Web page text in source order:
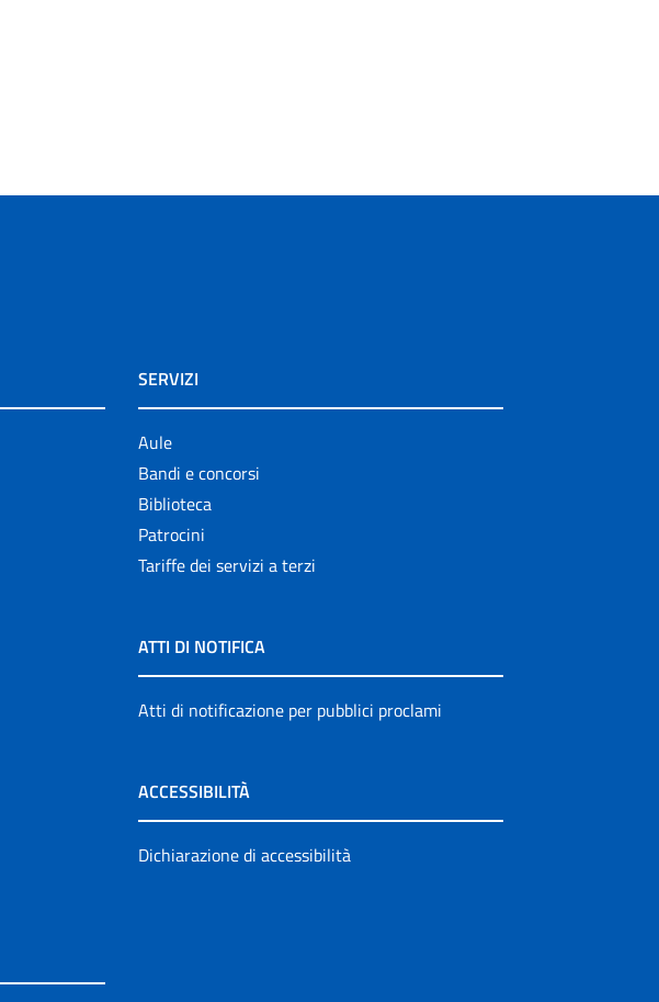
SERVIZI
Aule
Bandi e concorsi
Biblioteca
Patrocini
Tariffe dei servizi a terzi
ATTI DI NOTIFICA
Atti di notificazione per pubblici proclami
ACCESSIBILITÀ
Dichiarazione di accessibilità